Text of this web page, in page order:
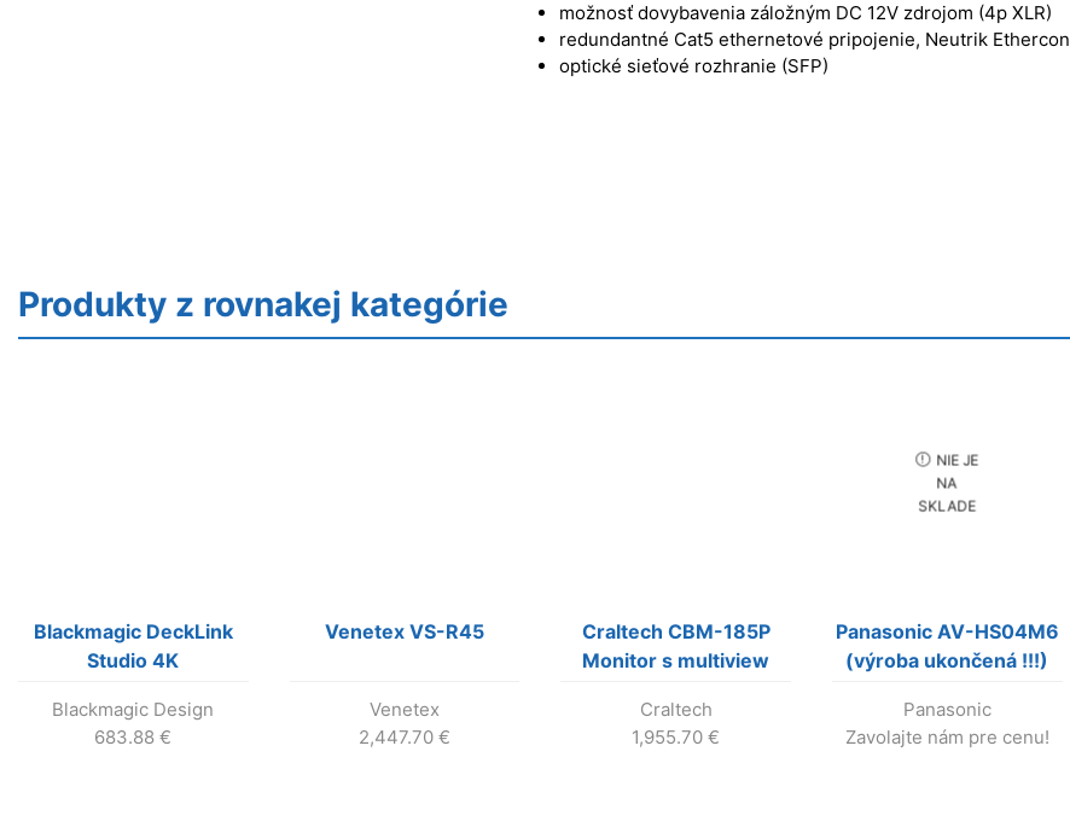
možnosť dovybavenia záložným DC 12V zdrojom (4p XLR)
redundantné Cat5 ethernetové pripojenie, Neutrik Ethercon
optické sieťové rozhranie (SFP)
Produkty z rovnakej kategórie
Blackmagic DeckLink
Studio 4K
Blackmagic Design
683.88€
Venetex VS-R45
Venetex
2,447.70 €
Craltech CBM-185P
Monitor s multiview
Craltech
1,955.70€
NIE JE
NA
SKLADE
Panasonic AV-HS04M6
(výroba ukončená !!!)
Panasonic
Zavolajte nám pre cenu!